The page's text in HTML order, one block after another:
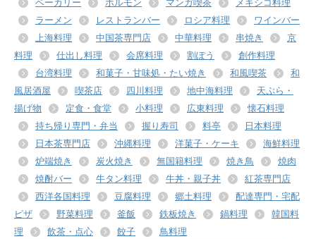
ベーカリー ホルモン マンガ喫茶
メキシコ料理
ラーメン
レストランバー ロシア料理
ワインバー
上海料理
中国茶専門店 中華料理 串焼き
京
料理
仕出し料理 会席料理 割ぽう
創作料理
台湾料理
和菓子・甘味処・たい焼き 和風喫茶
和
風居酒屋
喫茶店 四川料理 地中海料理
天ぷら・
揚げ物
定食・食堂 小料理 広東料理
懐石料理
持ち帰り専門・弁当
握り寿司 料亭
日本料理
日本茶専門店
沖縄料理 洋菓子・ケーキ
海鮮料理
炉端焼き
炭火焼き 無国籍料理 焼き鳥
焼肉
焼酎バー
牛タン料理 牛丼・親子丼
紅茶専門店
西洋各国料理
豆腐料理 郷土料理
配達専門・宅配
ピザ
野菜料理 釜飯 鉄板焼き 鍋料理
韓国料
理
飲茶・点心 餃子 鳥料理